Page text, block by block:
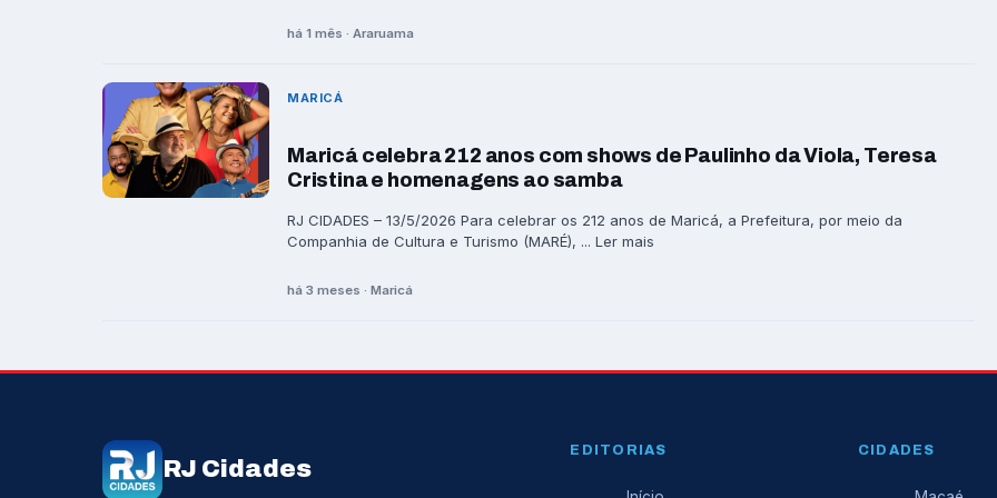
há 1 mês · Araruama
MARICÁ
Maricá celebra 212 anos com shows de Paulinho da Viola, Teresa
Cristina e homenagens ao samba
RJ CIDADES – 13/5/2026 Para celebrar os 212 anos de Maricá, a Prefeitura, por meio da
Companhia de Cultura e Turismo (MARÉ), ... Ler mais
há 3 meses · Maricá
RJ Cidades
EDITORIAS CIDADES